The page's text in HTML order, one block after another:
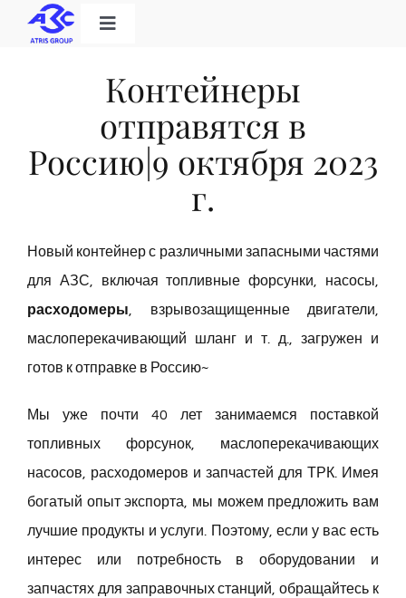
Toggle
Категория продукта
О нас
Скачать
Контакт
for:
Контейнеры
отправятся в
Россию|9 октября 2023
г.
Новый контейнер с различными запасными частями
для АЗС, включая топливные форсунки, насосы,
расходомеры , взрывозащищенные двигатели,
маслоперекачивающий шланг и т. д., загружен и
готов к отправке в Россию~
Мы уже почти 40 лет занимаемся поставкой
топливных форсунок, маслоперекачивающих
насосов, расходомеров и запчастей для ТРК. Имея
богатый опыт экспорта, мы можем предложить вам
лучшие продукты и услуги. Поэтому, если у вас есть
интерес или потребность в оборудовании и
запчастях для заправочных станций, обращайтесь к